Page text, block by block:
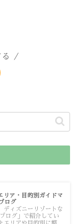
リア・目的別ガイドマ
ログ
ディズニーリゾートな
ログ」で紹介してい